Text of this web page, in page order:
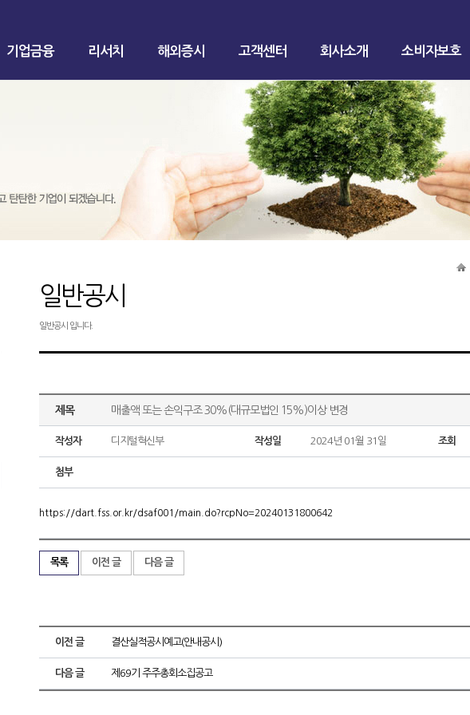
기업금융 리서치 해외증시 고객센터 회사소개 소비자보호
일반공시
일반공시 입니다.
제목 매출액 또는 손익구조 30%(대규모법인 15%)이상 변경
작성자 디지털혁신부 작성일 2024년 01월 31일 조회
첨부
https://dart.fss.or.kr/dsaf001/main.do?rcpNo=20240131800642
목록 이전 글 다음 글
이전 글 결산실적공시예고(안내공시)
다음 글 제69기 주주총회소집공고